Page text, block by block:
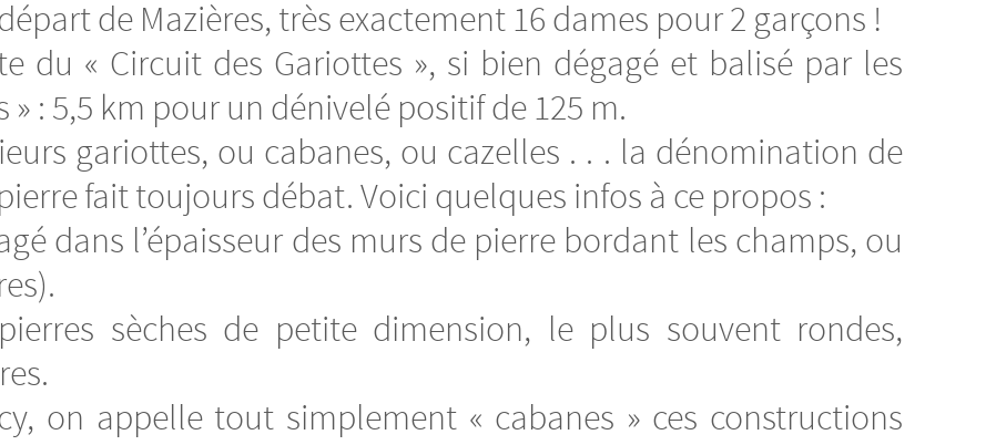
de Mazières, très exactement 16 dames pour 2 garçons !
du « Circuit des Gariottes », si bien dégagé et balisé par les
» : 5,5 km pour un dénivelé positif de 125 m.
gariottes, ou cabanes, ou cazelles . . . la dénomination de
fait toujours débat. Voici quelques infos à ce propos :
dans l’épaisseur des murs de pierre bordant les champs, ou
sèches de petite dimension, le plus souvent rondes,
on appelle tout simplement « cabanes » ces constructions